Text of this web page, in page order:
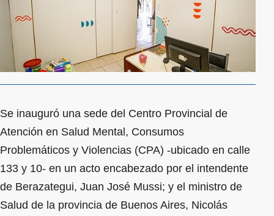
Se inauguró una sede del Centro Provincial de
Atención en Salud Mental, Consumos
Problemáticos y Violencias (CPA) -ubicado en calle
133 y 10- en un acto encabezado por el intendente
de Berazategui, Juan José Mussi; y el ministro de
Salud de la provincia de Buenos Aires, Nicolás